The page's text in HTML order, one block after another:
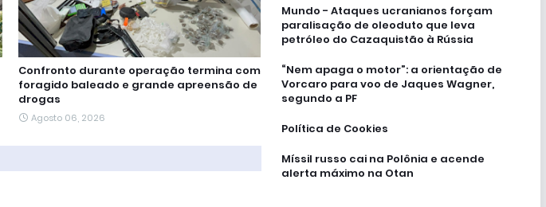
Confronto durante operação termina com
foragido baleado e grande apreensão de
drogas
Agosto 06, 2026
Mundo - Ataques ucranianos forçam
paralisação de oleoduto que leva
petróleo do Cazaquistão à Rússia
“Nem apaga o motor”: a orientação de
Vorcaro para voo de Jaques Wagner,
segundo a PF
Política de Cookies
Míssil russo cai na Polônia e acende
alerta máximo na Otan